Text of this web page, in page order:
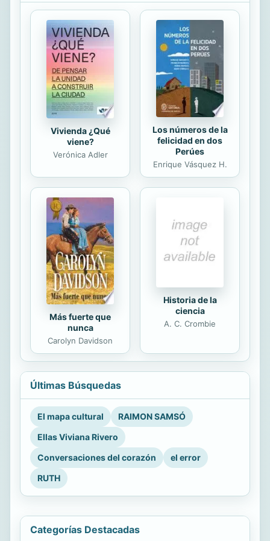
a Chile junto a su familia. Sin
embargo, la falta de respuestas, las
pocas explicaciones y la ambigüedad
de la situación familiar con la que se
encuentra, conllevan frustraciones,
asuntos que resolver y nuevos
conflictos aún de mayor...
Vivienda ¿Qué
viene?
Verónica Adler
Los números de la
felicidad en dos
Perúes
Enrique Vásquez H.
Más fuerte que
nunca
Carolyn Davidson
Historia de la
ciencia
A. C. Crombie
Últimas Búsquedas
El mapa cultural
RAIMON SAMSÓ
Ellas Viviana Rivero
Conversaciones del corazón
el error
RUTH
Categorías Destacadas